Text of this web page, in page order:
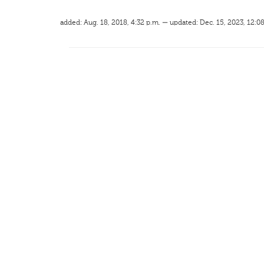
added: Aug. 18, 2018, 4:32 p.m. — updated: Dec. 15, 2023,